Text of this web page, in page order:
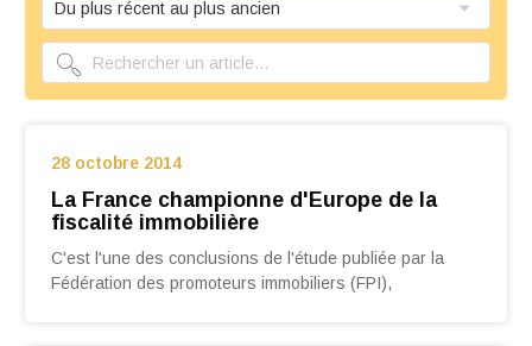
28 octobre 2014
La France championne d'Europe de la
fiscalité immobilière
C'est l'une des conclusions de l'étude publiée par la
Fédération des promoteurs immobiliers (FPI),